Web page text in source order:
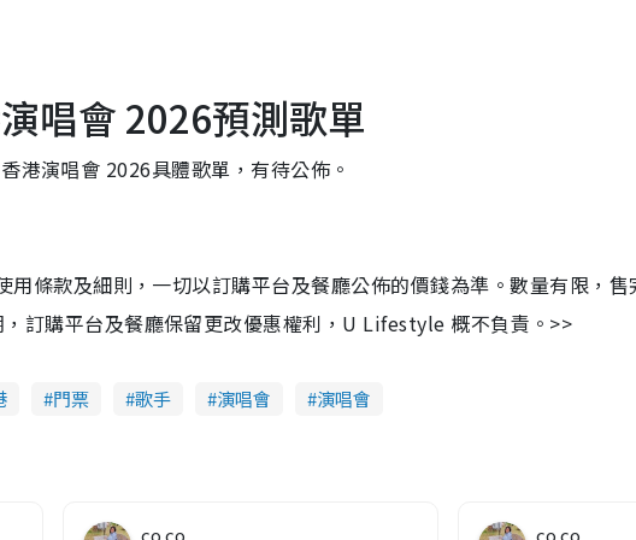
唱會 2026預測歌單
演唱會 2026具體歌單，有待公佈。
用條款及細則，一切以訂購平台及餐廳公佈的價錢為準。數量有限，售
訂購平台及餐廳保留更改優惠權利，U Lifestyle 概不負責。>>
門票 歌手 演唱會 演唱會
co co co co